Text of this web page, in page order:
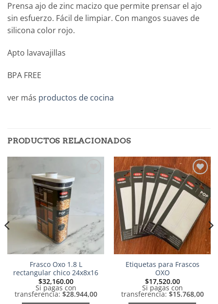
Prensa ajo de zinc macizo que permite prensar el ajo
sin esfuerzo. Fácil de limpiar. Con mangos suaves de
silicona color rojo.
Apto lavavajillas
BPA FREE
ver más productos de cocina
PRODUCTOS RELACIONADOS
Frasco Oxo 1.8 L
rectangular chico 24x8x16
$32,160.00
Si pagas con
transferencia: $28.944,00
Añadir
a la
lista de
deseos
Etiquetas para Frascos
OXO
$17,520.00
Si pagas con
transferencia: $15.768,00